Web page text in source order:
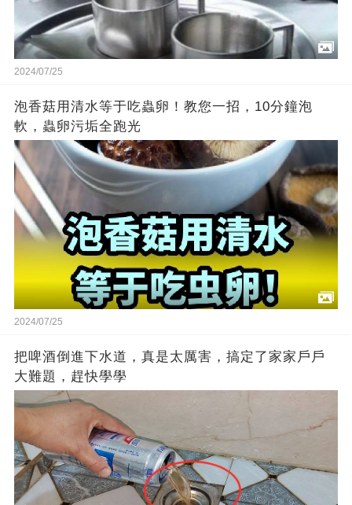
2024/07/25
泡香菇用清水等于吃蟲卵！教您一招，10分鐘泡
軟，蟲卵污垢全跑光
2024/07/25
把啤酒倒進下水道，真是太厲害，搞定了家家戶戶
大難題，趕快學學